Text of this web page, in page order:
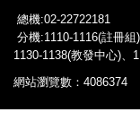
總機:02-22722181
分機:1110-1116(註冊組
1130-1138(教發中心)、
網站瀏覽數：4086374